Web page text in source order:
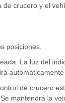
crucero y el
posiciones.
La luz del
automáticamente
de crucero
mantendrá la